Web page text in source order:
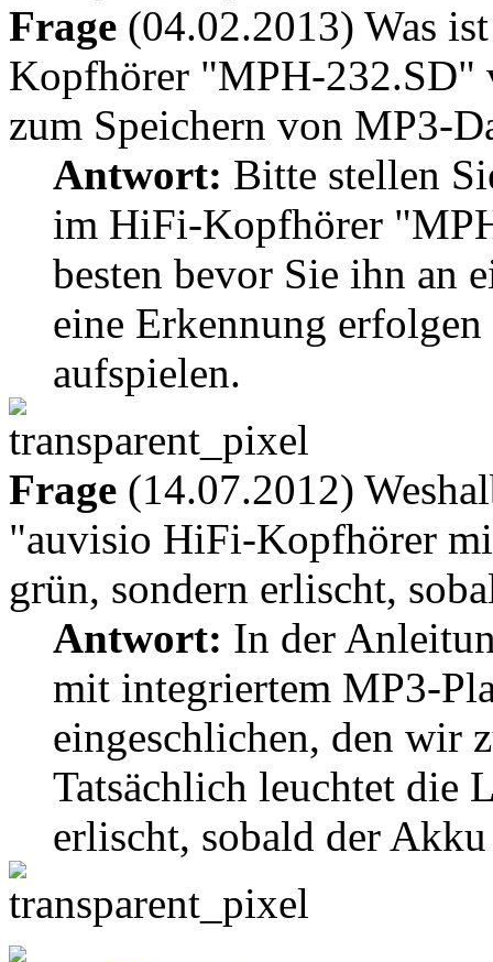
Frage (04.02.2013) Was
Kopfhörer "MPH-232.SD"
zum Speichern von MP3-
Antwort: Bitte stellen
im HiFi-Kopfhörer
besten bevor Sie ihn an
eine Erkennung
aufspielen.
Frage (14.07.2012)
"auvisio HiFi-Kopfhörer
grün, sondern erlischt,
Antwort: In der
mit integriertem MP3-
eingeschlichen, den wir
Tatsächlich leuchtet die
erlischt, sobald der